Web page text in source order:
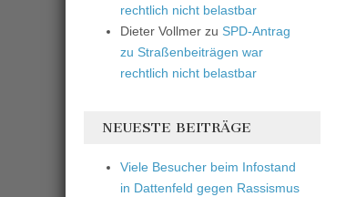
rechtlich nicht belastbar
Dieter Vollmer zu SPD-Antrag
zu Straßenbeiträgen war
rechtlich nicht belastbar
NEUESTE BEITRÄGE
Viele Besucher beim Infostand
in Dattenfeld gegen Rassismus